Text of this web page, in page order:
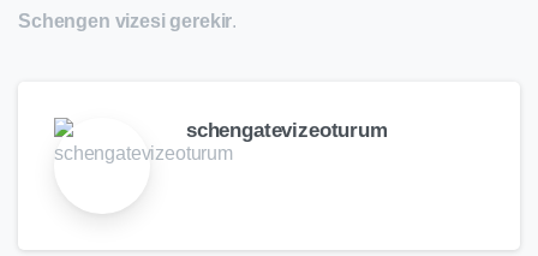
Schengen vizesi gerekir.
schengatevizeoturum